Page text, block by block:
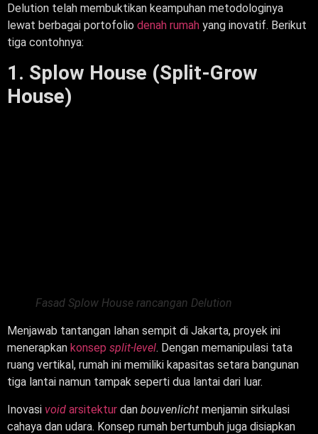
Delution telah membuktikan keampuhan metodologinya
lewat berbagai portofolio denah rumah yang inovatif. Berikut
tiga contohnya:
1. Splow House (Split-Grow
House)
Fasad Splow House rancangan Delution
Menjawab tantangan lahan sempit di Jakarta, proyek ini
menerapkan konsep split-level. Dengan memanipulasi tata
ruang vertikal, rumah ini memiliki kapasitas setara bangunan
tiga lantai namun tampak seperti dua lantai dari luar.
Inovasi void arsitektur dan bouvenlicht menjamin sirkulasi
cahaya dan udara. Konsep rumah bertumbuh juga disiapkan